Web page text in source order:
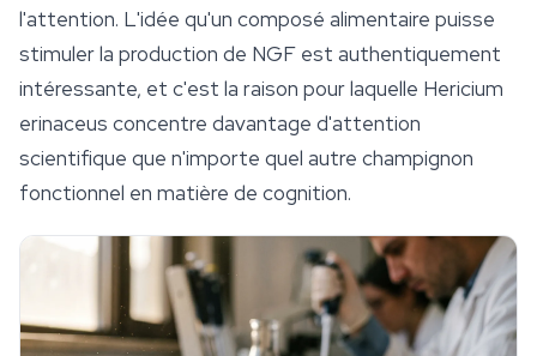
l'attention. L'idée qu'un composé alimentaire puisse
stimuler la production de NGF est authentiquement
intéressante, et c'est la raison pour laquelle Hericium
erinaceus concentre davantage d'attention
scientifique que n'importe quel autre champignon
fonctionnel en matière de cognition.